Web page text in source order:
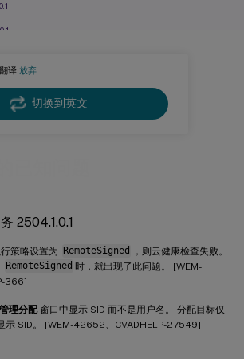
译.放弃
切换到英文
2504.1.0.1
策略设置为 RemoteSigned
，则云健康检查失败。
RemoteSigned 时，就出现了此问题。 [WEM-
366]
管理分配窗口中显示 SID 而不是用户名。 分配目标仅
示 SID。 [WEM-42652、CVADHELP-27549]